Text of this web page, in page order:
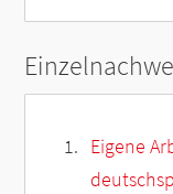
Eigene